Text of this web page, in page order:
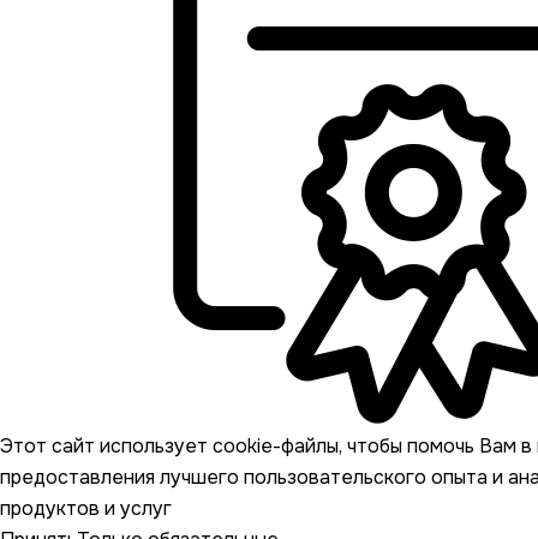
Этот сайт использует cookie-файлы, чтобы помочь Вам в
предоставления лучшего пользовательского опыта и
продуктов и услуг